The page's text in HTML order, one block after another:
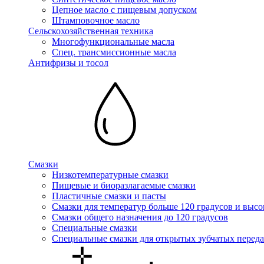
Цепное масло с пищевым допуском
Штамповочное масло
Сельскохозяйственная техника
Многофункциональные масла
Спец. трансмиссионные масла
Антифризы и тосол
Смазки
Низкотемпературные смазки
Пищевые и биоразлагаемые смазки
Пластичные смазки и пасты
Смазки для температур больше 120 градусов и
Смазки общего назначения до 120 градусов
Специальные смазки
Специальные смазки для открытых зубчатых